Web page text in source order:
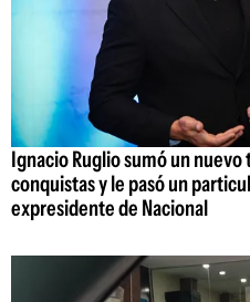
Ignacio Ruglio sumó un
conquistas y le pasó un
expresidente de Nacional